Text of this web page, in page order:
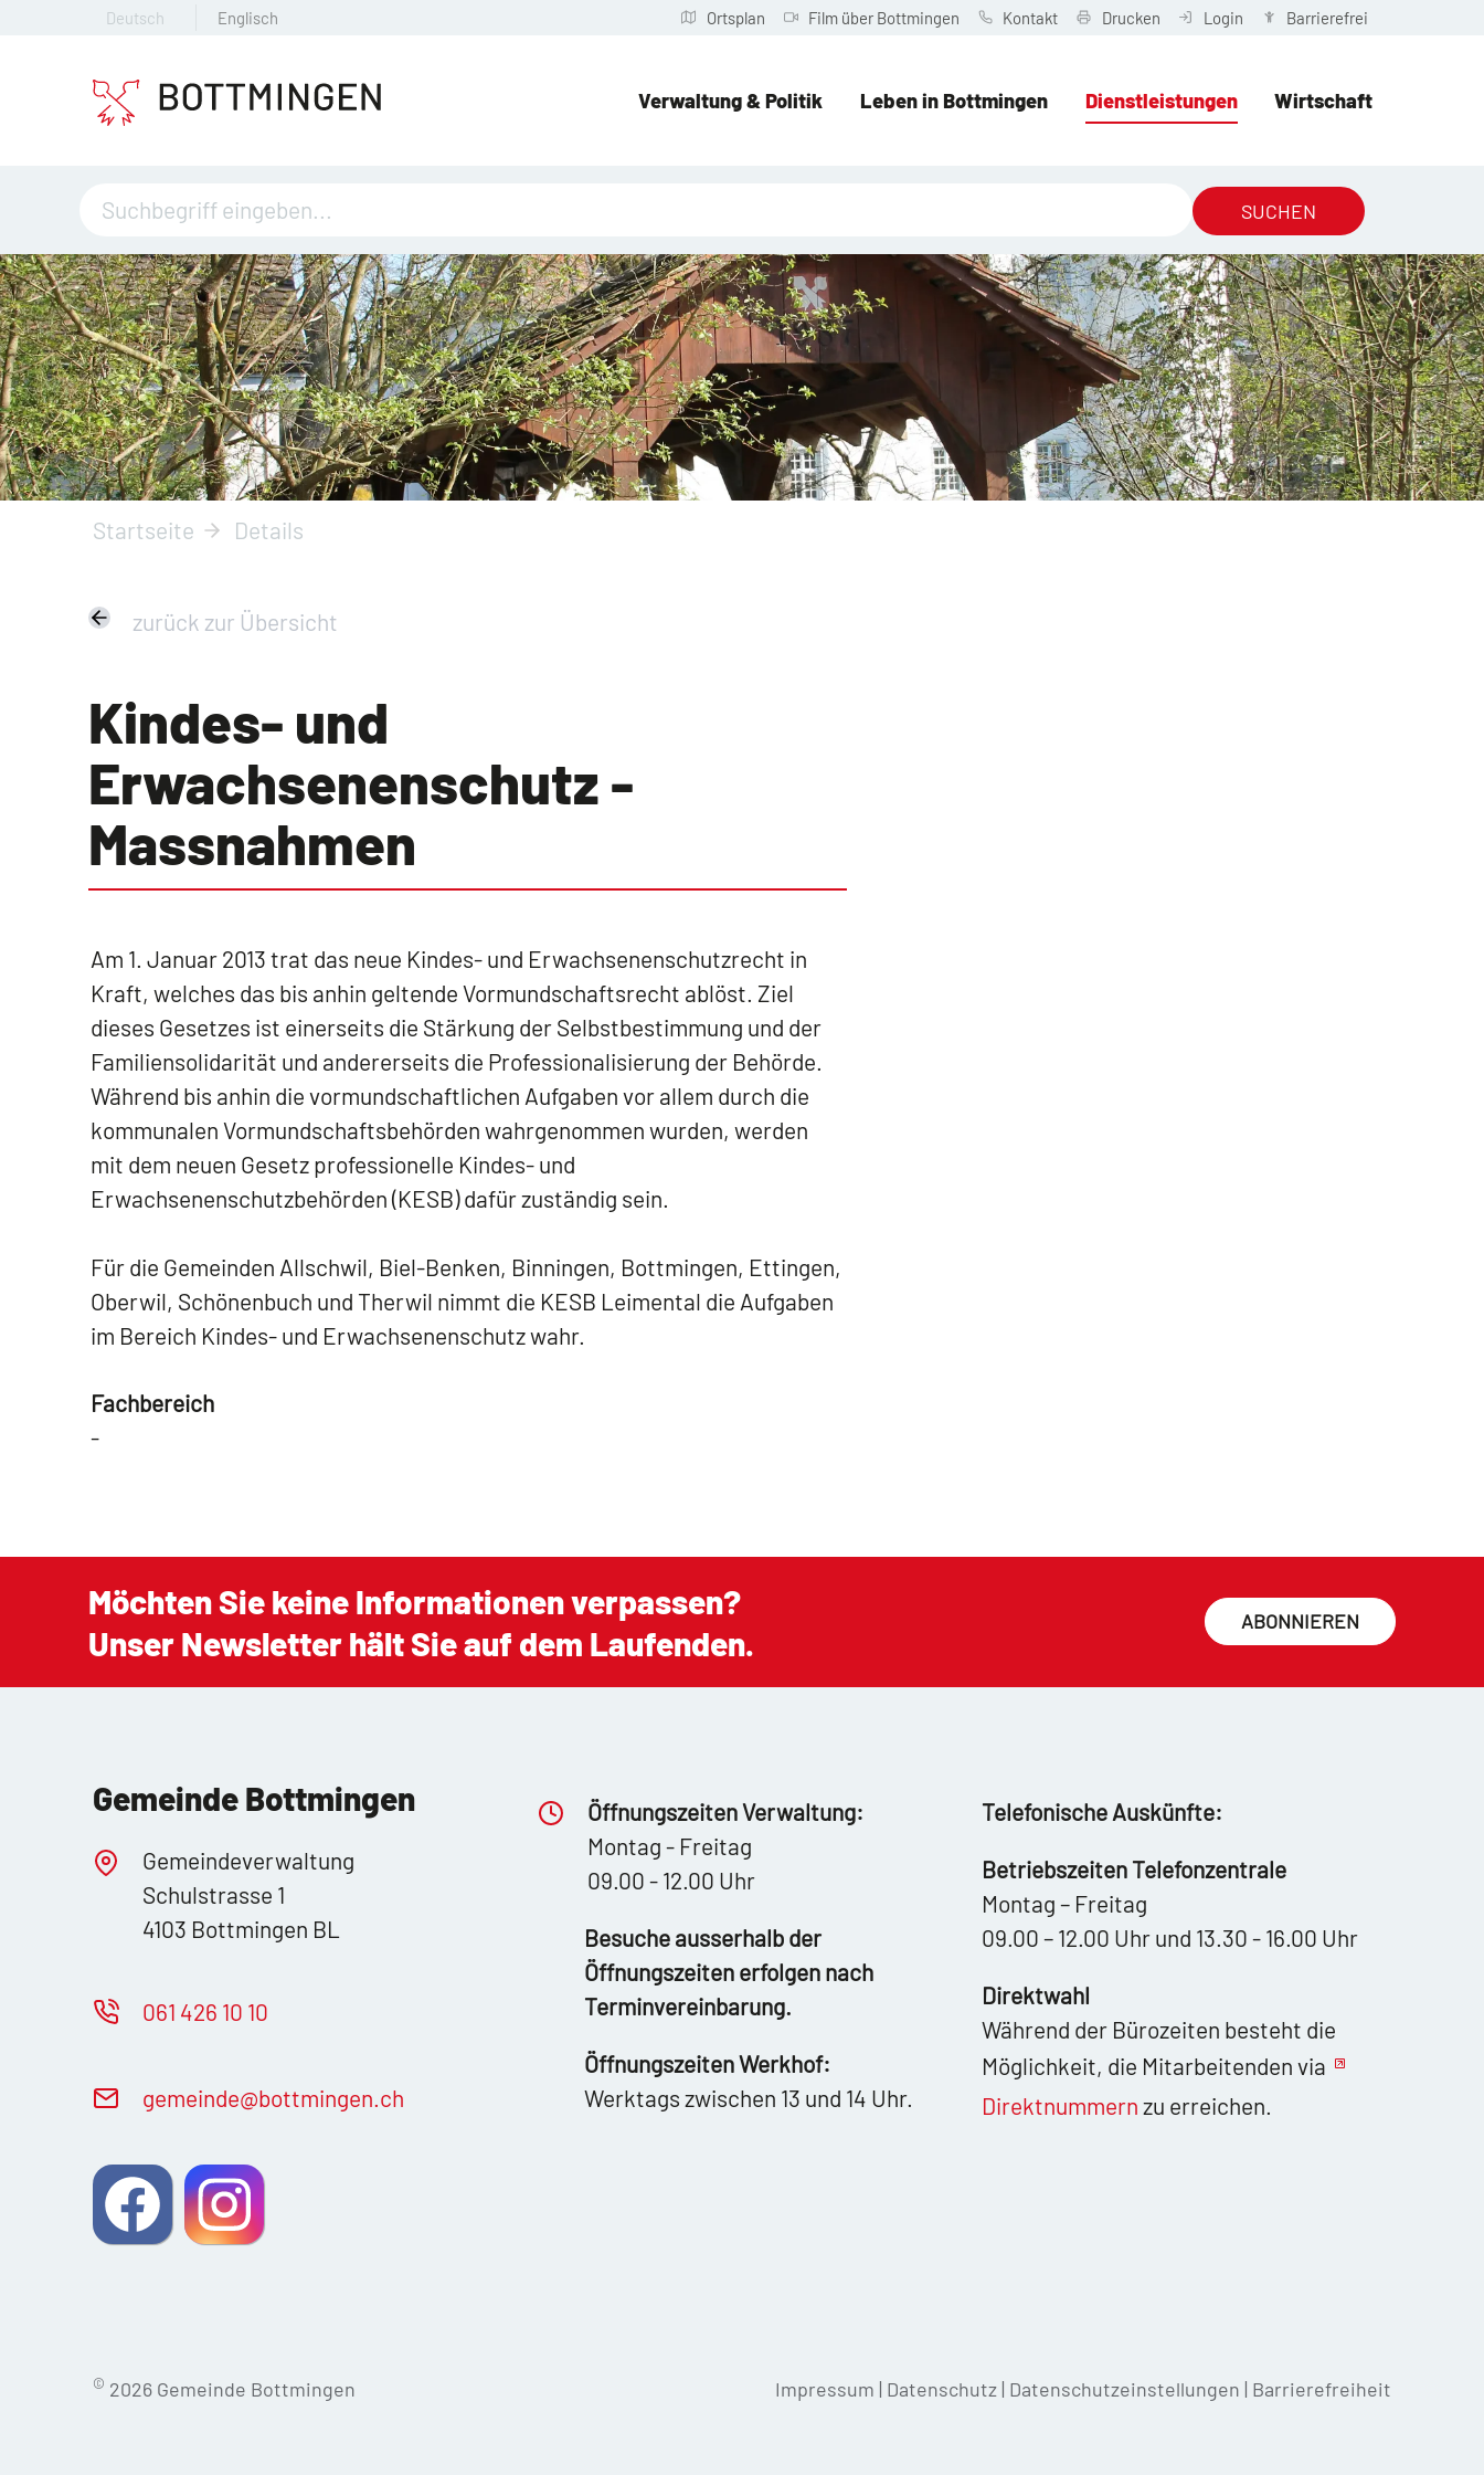
Deutsch Englisch Ortsplan Film über Bottmingen Kontakt Drucken Login Barrierefrei
Verwaltung & Politik Leben in Bottmingen Dienstleistungen Wirtschaft
SUCHEN
Startseite Details
zurück zur Übersicht
Kindes- und
Erwachsenenschutz -
Massnahmen
Am 1. Januar 2013 trat das neue Kindes- und Erwachsenenschutzrecht in
Kraft, welches das bis anhin geltende Vormundschaftsrecht ablöst. Ziel
dieses Gesetzes ist einerseits die Stärkung der Selbstbestimmung und der
Familiensolidarität und andererseits die Professionalisierung der Behörde.
Während bis anhin die vormundschaftlichen Aufgaben vor allem durch die
kommunalen Vormundschaftsbehörden wahrgenommen wurden, werden
mit dem neuen Gesetz professionelle Kindes- und
Erwachsenenschutzbehörden (KESB) dafür zuständig sein.
Für die Gemeinden Allschwil, Biel-Benken, Binningen, Bottmingen, Ettingen,
Oberwil, Schönenbuch und Therwil nimmt die KESB Leimental die Aufgaben
im Bereich Kindes- und Erwachsenenschutz wahr.
Fachbereich
-
Möchten Sie keine Informationen verpassen?
Unser Newsletter hält Sie auf dem Laufenden.
ABONNIEREN
Gemeinde Bottmingen
Gemeindeverwaltung
Schulstrasse 1
4103 Bottmingen BL
061 426 10 10
g m nd b ttm ng n ch
Öffnungszeiten Verwaltung:
Montag - Freitag
09.00 - 12.00 Uhr
Besuche ausserhalb der
Öffnungszeiten erfolgen nach
Terminvereinbarung.
Öffnungszeiten Werkhof:
Werktags zwischen 13 und 14 Uhr.
Telefonische Auskünfte:
Betriebszeiten Telefonzentrale
Montag – Freitag
09.00 – 12.00 Uhr und 13.30 - 16.00 Uhr
Direktwahl
Während der Bürozeiten besteht die
Möglichkeit, die Mitarbeitenden via
Direktnummern zu erreichen.
© 2026 Gemeinde Bottmingen Impressum | Datenschutz | Datenschutzeinstellungen | Barrierefreiheit